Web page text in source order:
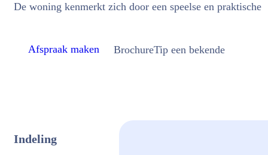
De woning kenmerkt zich door een speelse en praktische
Afspraak maken BrochureTip een bekende
Indeling